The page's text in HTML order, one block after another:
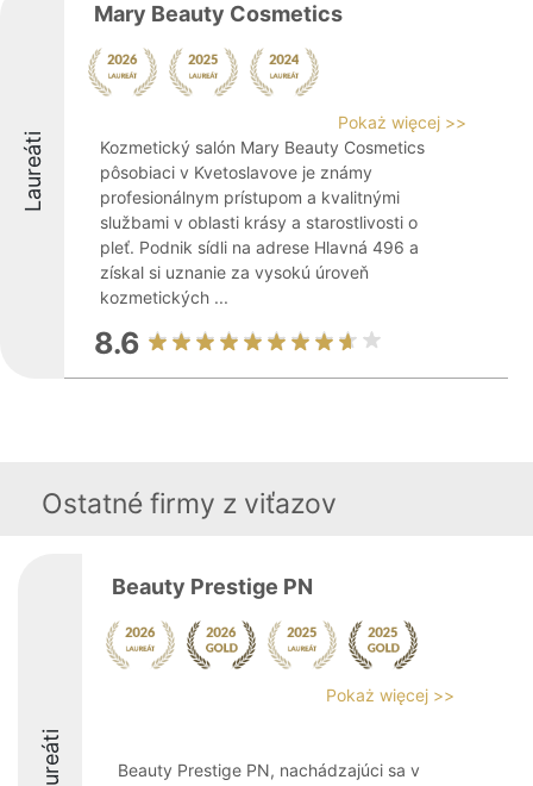
Laureáti
Mary Beauty Cosmetics
Pokaż więcej >>
Kozmetický salón Mary Beauty Cosmetics
pôsobiaci v Kvetoslavove je známy
profesionálnym prístupom a kvalitnými
službami v oblasti krásy a starostlivosti o
pleť. Podnik sídli na adrese Hlavná 496 a
získal si uznanie za vysokú úroveň
kozmetických ...
8.6
Ostatné firmy z viťazov
Laureáti
Beauty Prestige PN
Pokaż więcej >>
Beauty Prestige PN, nachádzajúci sa v